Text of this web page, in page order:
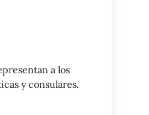
a los
y consulares.